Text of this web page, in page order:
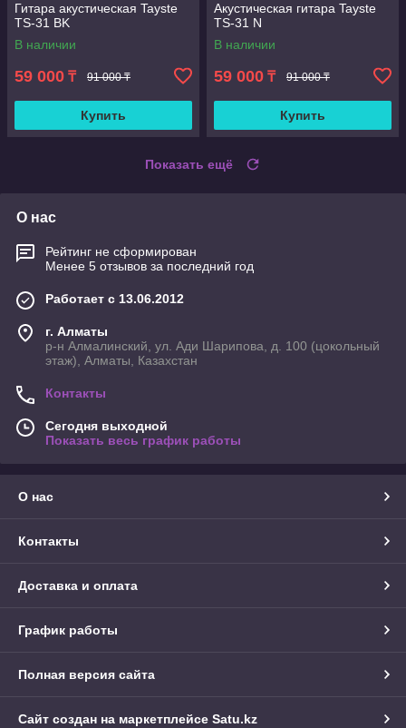
Гитара акустическая Tayste
TS-31 BK
В наличии
59 000 ₸ 91 000 ₸
Купить
Акустическая гитара Tayste
TS-31 N
В наличии
59 000 ₸ 91 000 ₸
Купить
Показать ещё
О нас
Рейтинг не сформирован
Менее 5 отзывов за последний год
Работает с 13.06.2012
г. Алматы
р-н Алмалинский, ул. Ади Шарипова, д. 100 (цокольный
этаж), Алматы, Казахстан
Контакты
Сегодня выходной
Показать весь график работы
О нас
Контакты
Доставка и оплата
График работы
Полная версия сайта
Сайт создан на маркетплейсе Satu.kz